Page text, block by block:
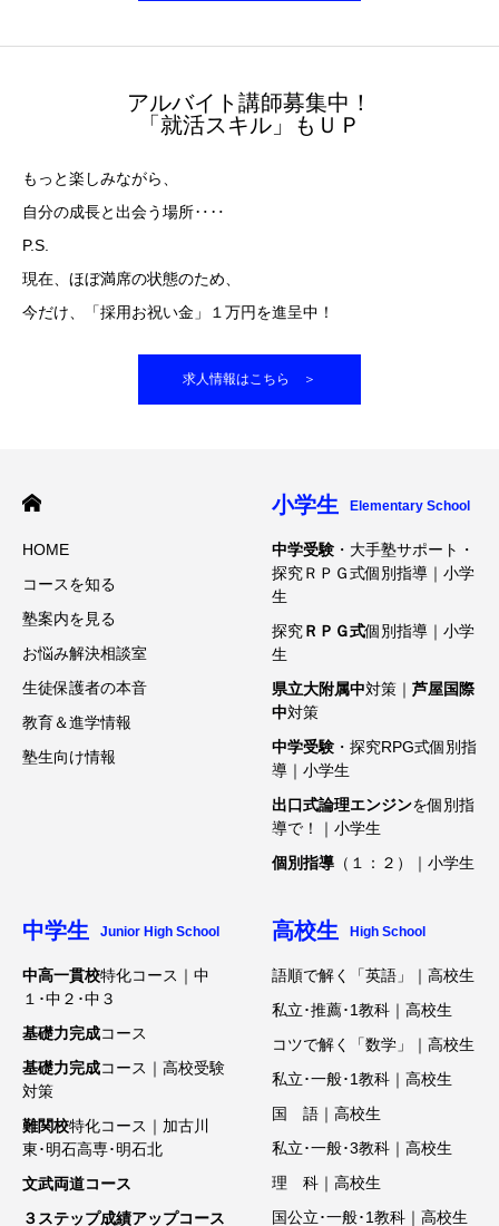
アルバイト講師募集中！
「就活スキル」もＵＰ
もっと楽しみながら、
自分の成長と出会う場所‥‥
P.S.
現在、ほぼ満席の状態のため、
今だけ、「採用お祝い金」１万円を進呈中！
求人情報はこちら ＞
HOME
コースを知る
塾案内を見る
お悩み解決相談室
生徒保護者の本音
教育＆進学情報
塾生向け情報
小学生 Elementary School
中学受験 ・大手塾サポート・
探究ＲＰＧ式個別指導｜小学
生
探究ＲＰＧ式個別指導｜小学
生
県立大附属中対策｜ 芦屋国際
中対策
中学受験 ・探究RPG式個別指
導｜小学生
出口式論理エンジンを個別指
導で！｜小学生
個別指導 （１：２）｜小学生
中学生 Junior High School
中高一貫校特化コース｜中
１･中２･中３
基礎力完成コース
基礎力完成コース｜高校受験
対策
難関校特化コース｜加古川
東･明石高専･明石北
文武両道コース
３ステップ成績アップコース
高校生 High School
語順で解く「英語」｜高校生
私立･推薦･1教科｜高校生
コツで解く「数学」｜高校生
私立･一般･1教科｜高校生
国 語｜高校生
私立･一般･3教科｜高校生
理 科｜高校生
国公立･一般･1教科｜高校生